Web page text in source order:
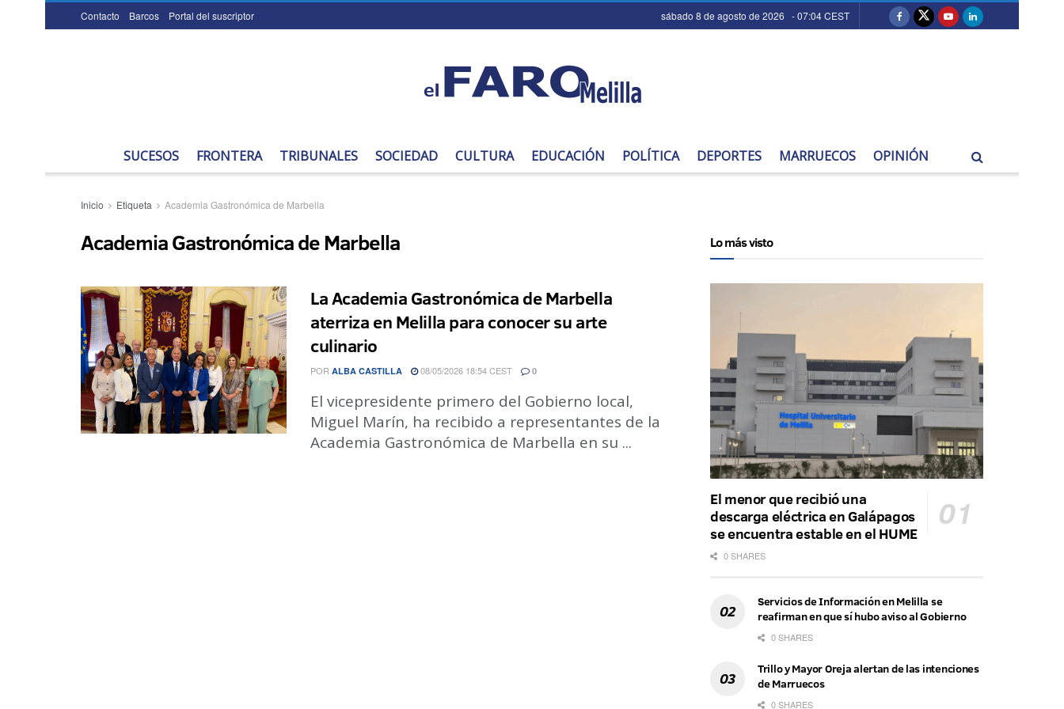
Contacto Barcos Portal del suscriptor sábado 8 de agosto de 2026 - 07:04 CEST
SUCESOS FRONTERA TRIBUNALES SOCIEDAD CULTURA EDUCACIÓN POLÍTICA DEPORTES MARRUECOS OPINIÓN
Inicio Etiqueta Academia Gastronómica de Marbella
Academia Gastronómica de Marbella
La Academia Gastronómica de Marbella
aterriza en Melilla para conocer su arte
culinario
POR ALBA CASTILLA 08/05/2026 18:54 CEST 0
El vicepresidente primero del Gobierno local,
Miguel Marín, ha recibido a representantes de la
Academia Gastronómica de Marbella en su ...
Lo más visto
El menor que recibió una
descarga eléctrica en Galápagos
se encuentra estable en el HUME
0 SHARES
Servicios de Información en Melilla se
reafirman en que sí hubo aviso al Gobierno
0 SHARES
Trillo y Mayor Oreja alertan de las intenciones
de Marruecos
0 SHARES